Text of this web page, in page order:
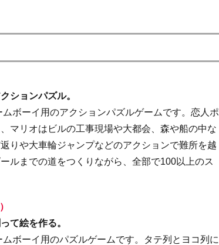
ションパズル。
ボーイ用のアクションパズルゲームです。恋人ポ
マリオはビルの工事現場や大都会、森や船の中な
りや大車輪ジャンプなどのアクションで難所を越
ルまでの道をつくりながら、全部で100以上のス
て絵を作る。
ボーイ用のパズルゲームです。タテ列とヨコ列に